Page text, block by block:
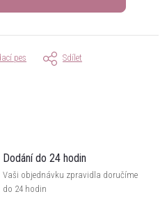
pes Sdílet
Dodání do 24 hodin
Vaši objednávku zpravidla doručíme
do 24 hodin